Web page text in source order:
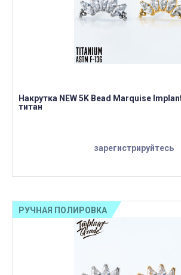
Накрутка NEW 5K Bead Marquise
титан
зарегистрируйтесь
РУЧНАЯ ПОЛИРОВКА